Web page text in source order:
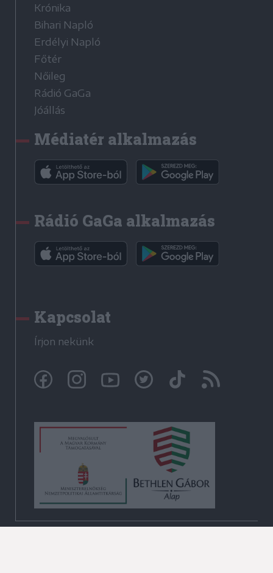
Krónika
Bihari Napló
Erdélyi Napló
Főtér
Nőileg
Rádió GaGa
Jóállás
Médiatér alkalmazás
Rádió GaGa alkalmazás
Kapcsolat
Írjon nekünk